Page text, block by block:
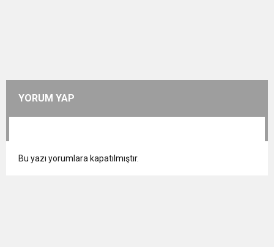
YORUM YAP
Bu yazı yorumlara kapatılmıştır.